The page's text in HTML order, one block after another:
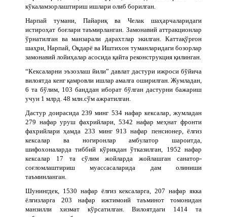
кўкаламзорлаштириш ишлари олиб борилган.
Нарпай тумани, Пайариқ ва Челак шаҳарчаларидаги
истироҳат боғлари таъмирланган. Замонавий аттракционлар
ўрнатилган ва манзарали дарахтлар экилган. Каттақўрғон
шаҳри, Нарпай, Оқдарё ва Иштихон туманларидаги бозорлар
замонавий лойиҳалар асосида қайта реконструкция қилинган.
“Кексаларни эъзозлаш йили” давлат дастури ижроси бўйича
вилоятда кенг қамровли ишлар амалга оширилган. Жумладан,
6 та бўлим, 103 банддан иборат бўлган дастурни бажариш
учун 1 млрд. 48 млн.сўм ажратилган.
Дастур доирасида 239 минг 534 нафар кексалар, жумладан
279 нафар уруш фахрийлари, 5342 нафар меҳнат фронти
фахрийлари ҳамда 233 минг 913 нафар пенсионер, ёлғиз
кексалар ва ногиронлар амбулатор шароитда,
шифохоналарда тиббий кўрикдан ўтказилган, 1952 нафар
кексалар 17 та сўлим жойларда жойлашган санатор-
соғломлаштириш муассасаларида дам олиниши
таъминланган.
Шунингдек, 1530 нафар ёлғиз кексаларга, 207 нафар якка
ёлғизларга 203 нафар ижтимоий таъминот томонидан
манзилли хизмат кўрсатилган. Вилоятдаги 1414 та